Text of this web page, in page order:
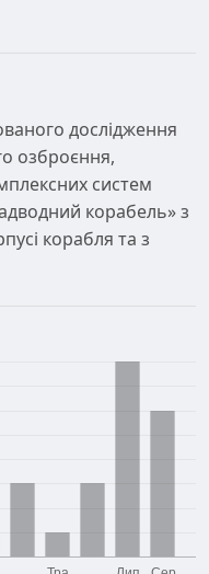
дослідження
озброєння,
систем
корабель» з
корабля та з